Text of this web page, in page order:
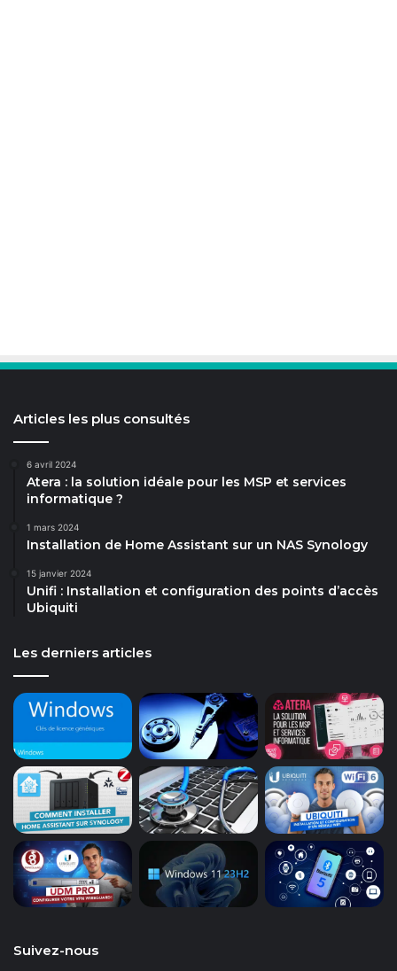
Articles les plus consultés
6 avril 2024
Atera : la solution idéale pour les MSP et services
informatique ?
1 mars 2024
Installation de Home Assistant sur un NAS Synology
15 janvier 2024
Unifi : Installation et configuration des points d’accès
Ubiquiti
Les derniers articles
Suivez-nous